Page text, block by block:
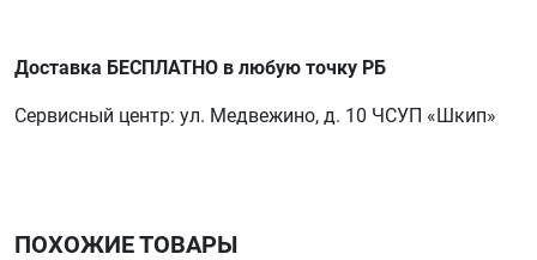
Доставка БЕСПЛАТНО в любую точку РБ
Сервисный центр: ул. Медвежино, д. 10 ЧСУП «Шкип»
ПОХОЖИЕ ТОВАРЫ